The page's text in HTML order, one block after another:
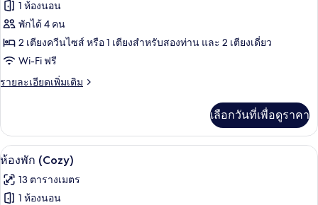
สวี
(Bristol)
ของ
ห้อง
พัก,
ห้อง
ประตู
เชื่อม
ถึงกัน
1 ห้องนอน
พักได้ 4 คน
2 เตียงควีนไซส์ หรือ 1 เตียงสำหรับสองท่าน และ 2 เตียงเดี่ยว
Wi-Fi ฟรี
รายละเอียดเพิ่มเติม
ราย
เกี่ยว
กับ
ห้อง
ห้อง
พัก
เลือกวันที่เพื่อดูราคา
เปิด
ภาพถ่าย
ทั้งหมด
ห้องพัก (Cozy) | 1 ห้องนอน, เครื่องน
3
ห้องพัก (Cozy)
13 ตารางเมตร
1 ห้องนอน